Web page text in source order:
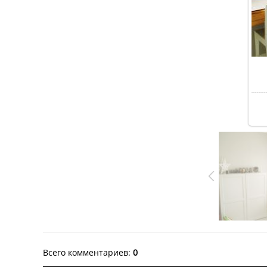
Всего комментариев: 0